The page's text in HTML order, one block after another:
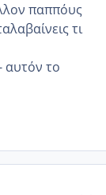
παππόυς
τι
αυτόν το